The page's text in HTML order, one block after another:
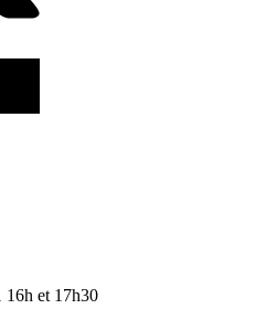
16h et 17h30